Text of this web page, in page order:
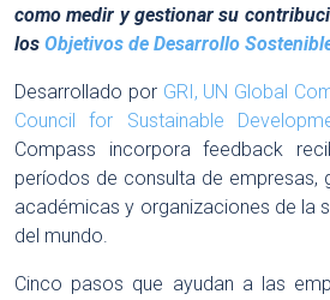
como medir y gestionar su
los Objetivos de Desarrollo
Desarrollado porGRI, UN Global
Council for Sustainable
Compass incorpora feedback
períodos de consulta de empresas,
académicas y organizaciones de la
del mundo.
Cinco pasos que ayudan a las